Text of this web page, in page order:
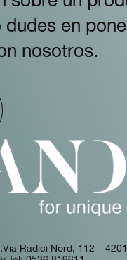
dudes en
nosotros.
Via Radici Nord, 112 –